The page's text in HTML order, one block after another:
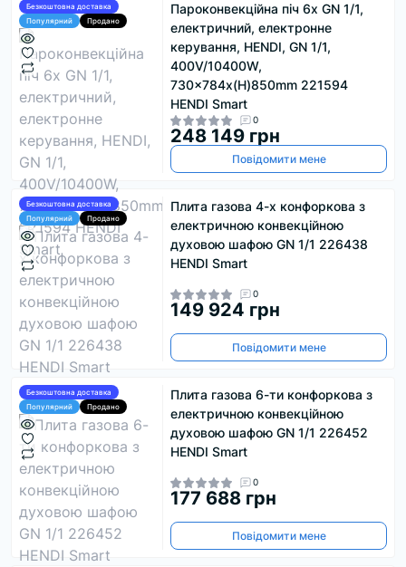
Безкоштовна доставка
Популярний
Продано
Пароконвекційна піч 6x GN 1/1,
електричний, електронне
керування, HENDI, GN 1/1,
400V/10400W,
730x784x(H)850mm 221594
HENDI Smart
0
248 149 грн
Повідомити мене
Безкоштовна доставка
Популярний
Продано
Плита газова 4-х конфоркова з
електричною конвекційною
духовою шафою GN 1/1 226438
HENDI Smart
0
149 924 грн
Повідомити мене
Безкоштовна доставка
Популярний
Продано
Плита газова 6-ти конфоркова з
електричною конвекційною
духовою шафою GN 1/1 226452
HENDI Smart
0
177 688 грн
Повідомити мене